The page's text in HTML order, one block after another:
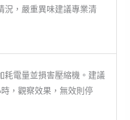
況，嚴重異味建議專業清
耗電量並損害壓縮機。建議
，觀察效果，無效則停